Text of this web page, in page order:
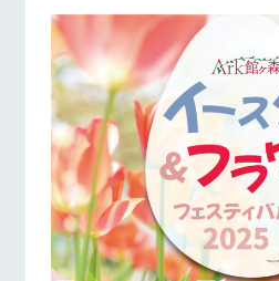
ペットをお連れの
お客様へ